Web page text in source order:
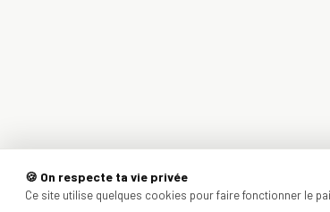
🍪 On respecte ta vie privée
Ce site utilise quelques cookies pour faire fonctionner le